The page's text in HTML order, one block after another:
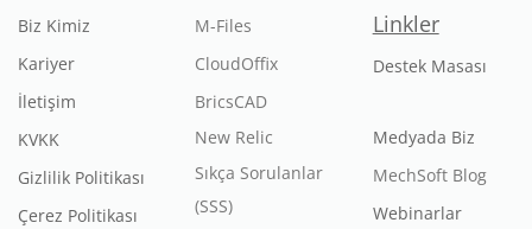
Biz Kimiz
Kariyer
İletişim
KVKK
Gizlilik Politikası
Çerez Politikası
M-Files
CloudOffix
BricsCAD
New Relic
Sıkça Sorulanlar
(SSS)
Linkler
Destek Masası
Medyada Biz
MechSoft Blog
Webinarlar